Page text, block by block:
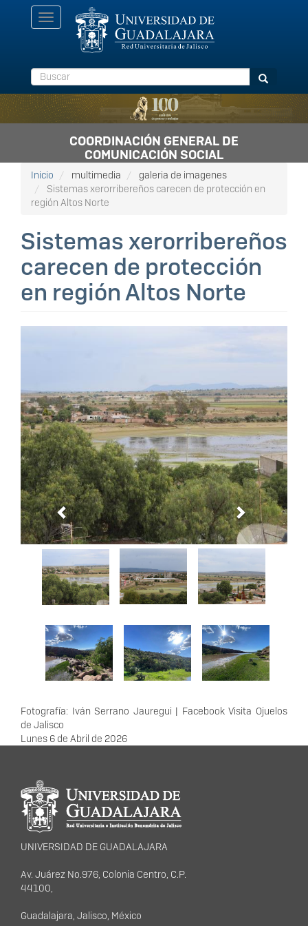
Toggle
navigation
Buscar Buscar
COORDINACIÓN GENERAL DE
COMUNICACIÓN SOCIAL
Inicio multimedia
galeria de imagenes
Sistemas xerorribereños carecen de protección en
región Altos Norte
Sistemas xerorribereños
carecen de protección
en región Altos Norte
Fotografía: Iván Serrano Jauregui | Facebook Visita Ojuelos
de Jalisco
Lunes 6 de Abril de 2026
Información del
portal
UNIVERSIDAD DE GUADALAJARA
Av. Juárez No.976, Colonia Centro, C.P.
44100,
Guadalajara, Jalisco, México